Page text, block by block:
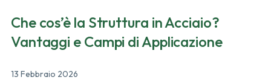
Che cos’è la Struttura in Acciaio?
Vantaggi e Campi di Applicazione
13 Febbraio 2026